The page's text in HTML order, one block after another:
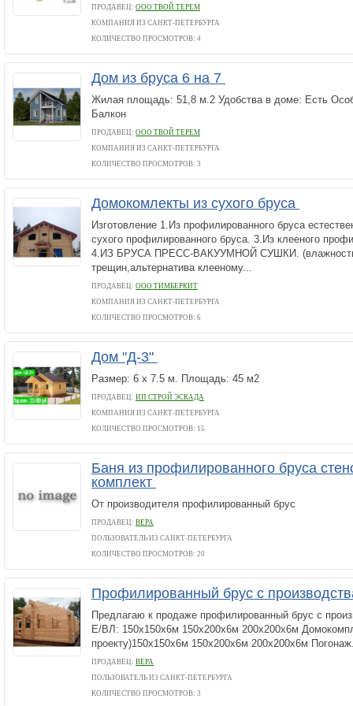
ПРОДАВЕЦ: ООО ТВОЙ ТЕРЕМ
КОМПАНИЯ ИЗ САНКТ-ПЕТЕРБУРГА
КОЛИЧЕСТВО ПРОСМОТРОВ: 4
Дом из бруса 6 на 7
Жилая площадь: 51,8 м.2 Удобства в доме: Есть
Балкон
ПРОДАВЕЦ: ООО ТВОЙ ТЕРЕМ
КОМПАНИЯ ИЗ САНКТ-ПЕТЕРБУРГА
КОЛИЧЕСТВО ПРОСМОТРОВ: 3
Домокомлекты из сухого бруса
Изготовление 1.Из профилированного бруса
сухого профилированного бруса. 3.Из клееного
4.ИЗ БРУСА ПРЕСС-ВАКУУМНОЙ СУШКИ. (влажность
трещин,альтернатива клееному...
ПРОДАВЕЦ: ООО ТИМБЕРКИТ
КОМПАНИЯ ИЗ САНКТ-ПЕТЕРБУРГА
КОЛИЧЕСТВО ПРОСМОТРОВ: 6
Дом "Д-3"
Размер: 6 х 7.5 м. Площадь: 45 м2
ПРОДАВЕЦ: ИП СТРОЙ ЭСКАДА
КОМПАНИЯ ИЗ САНКТ-ПЕТЕРБУРГА
КОЛИЧЕСТВО ПРОСМОТРОВ: 15
Баня из профилированного бруса
комплект
От производителя профилированный брус
ПРОДАВЕЦ: ВЕРА
ПОЛЬЗОВАТЕЛЬ ИЗ САНКТ-ПЕТЕРБУРГА
КОЛИЧЕСТВО ПРОСМОТРОВ: 20
Профилированный брус с
Предлагаю к продаже профилированный брус с
Е/ВЛ: 150х150х6м 150х200х6м 200х200х6м
проекту)150х150х6м 150х200х6м 200х200х6м
ПРОДАВЕЦ: ВЕРА
ПОЛЬЗОВАТЕЛЬ ИЗ САНКТ-ПЕТЕРБУРГА
КОЛИЧЕСТВО ПРОСМОТРОВ: 3